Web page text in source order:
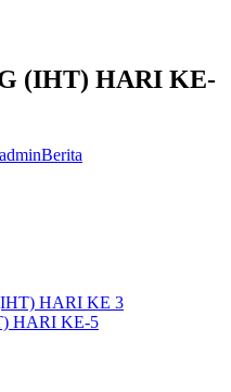
(IHT) HARI KE-
adminBerita
HARI KE 3
HARI KE-5